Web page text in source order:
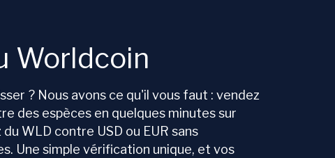
Worldcoin
? Nous avons ce qu'il vous faut : vendez
des espèces en quelques minutes sur
WLD contre USD ou EUR sans
Une simple vérification unique, et vos